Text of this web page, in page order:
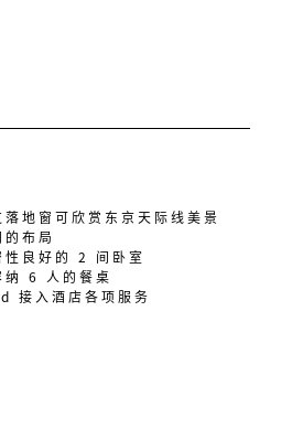
落地窗可欣赏东京天际线美景
的布局
性良好的 2 间卧室
纳 6 人的餐桌
接入酒店各项服务